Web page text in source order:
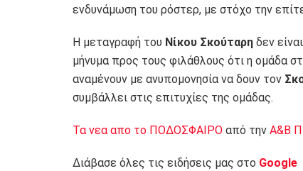
ενδυνάμωση του ρόστερ, με στόχο την
Η μεταγραφή του Νίκου Σκούταρη δεν
μήνυμα προς τους φιλάθλους ότι η ομάδα
αναμένουν με ανυπομονησία να δουν τον
συμβάλλει στις επιτυχίες της ομάδας.
Τα νεα απο το ΠΟΔΟΣΦΑΙΡΟ από την Α&Β
Διάβασε όλες τις ειδήσεις μας στο Google